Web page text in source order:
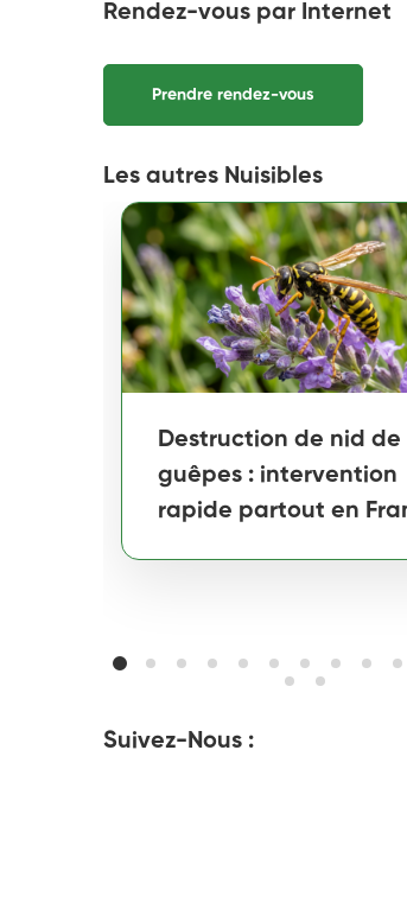
Rendez-vous par Internet
Prendre rendez-vous
Les autres Nuisibles
Destruction de nid de
guêpes : intervention
rapide partout en
Suivez-Nous :